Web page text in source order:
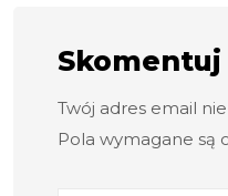
Skomentuj
Twój adres email
Pola wymagane są